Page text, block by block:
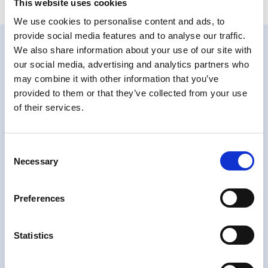
This website uses cookies
We use cookies to personalise content and ads, to
provide social media features and to analyse our traffic.
We also share information about your use of our site with
our social media, advertising and analytics partners who
may combine it with other information that you’ve
provided to them or that they’ve collected from your use
of their services.
Selection
Necessary
Preferences
Statistics